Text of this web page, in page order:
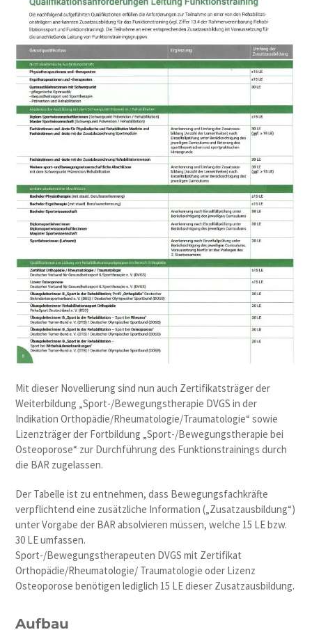
Mit dieser Novellierung sind nun auch Zertifikatsträger der
Weiterbildung „Sport-/Bewegungstherapie DVGS in der
Indikation Orthopädie/Rheumatologie/Traumatologie“ sowie
Lizenzträger der Fortbildung „Sport-/Bewegungstherapie bei
Osteoporose“ zur Durchführung des Funktionstrainings durch
die BAR zugelassen.
Der Tabelle ist zu entnehmen, dass Bewegungsfachkräfte
verpflichtend eine zusätzliche Information („Zusatzausbildung“)
unter Vorgabe der BAR absolvieren müssen, welche 15 LE bzw.
30 LE umfassen.
Sport-/Bewegungstherapeuten DVGS mit Zertifikat
Orthopädie/Rheumatologie/ Traumatologie oder Lizenz
Osteoporose benötigen lediglich 15 LE dieser Zusatzausbildung.
Aufbau